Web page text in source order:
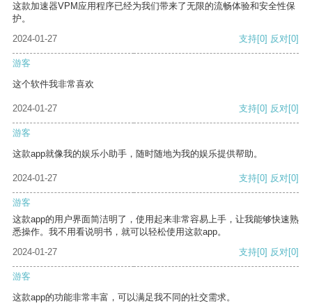
这款加速器VPM应用程序已经为我们带来了无限的流畅体验和安全性保
护。
2024-01-27
支持[0] 反对[0]
游客
这个软件我非常喜欢
2024-01-27 支持[0] 反对[0]
游客
这款app就像我的娱乐小助手，随时随地为我的娱乐提供帮助。
2024-01-27 支持[0] 反对[0]
游客
这款app的用户界面简洁明了，使用起来非常容易上手，让我能够快速熟
悉操作。我不用看说明书，就可以轻松使用这款app。
2024-01-27
支持[0] 反对[0]
游客
这款app的功能非常丰富，可以满足我不同的社交需求。